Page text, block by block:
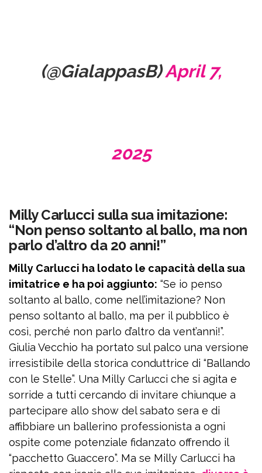
(@GialappasB)April 7,
2025
Milly Carlucci sulla sua imitazione:
“Non penso soltanto al ballo, ma non
parlo d’altro da 20 anni!”
Milly Carlucci ha lodato le capacità della sua
imitatrice e ha poi aggiunto: “Se io penso
soltanto al ballo, come nell’imitazione? Non
penso soltanto al ballo, ma per il pubblico è
così, perché non parlo d’altro da vent’anni!”.
Giulia Vecchio ha portato sul palco una versione
irresistibile della storica conduttrice di “Ballando
con le Stelle”. Una Milly Carlucci che si agita e
sorride a tutti cercando di invitare chiunque a
partecipare allo show del sabato sera e di
affibbiare un ballerino professionista a ogni
ospite come potenziale fidanzato offrendo il
“pacchetto Guaccero”. Ma se Milly Carlucci ha